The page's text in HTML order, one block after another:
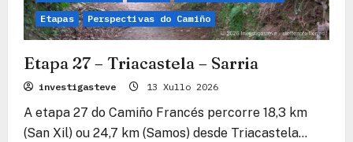
Etapas Perspectivas do Camiño
Etapa 27 – Triacastela – Sarria
investigasteve 13 Xullo 2026
A etapa 27 do Camiño Francés percorre 18,3 km
(San Xil) ou 24,7 km (Samos) desde Triacastela...